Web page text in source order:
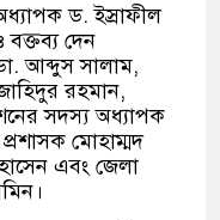
ড. ইস্রাফীল
বক্তব্য দেন
আব্দুস সালাম,
রহমান,
সদস্য অধ্যাপক
মোহাম্মদ
এবং জেলা